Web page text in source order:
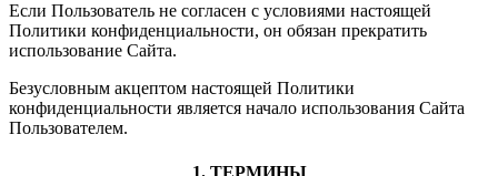
Если Пользователь не согласен с условиями настоящей
Политики конфиденциальности, он обязан прекратить
использование Сайта.
Безусловным акцептом настоящей Политики
конфиденциальности является начало использования Сайта
Пользователем.
1. ТЕРМИНЫ